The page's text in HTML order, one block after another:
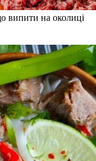
випити на околиці